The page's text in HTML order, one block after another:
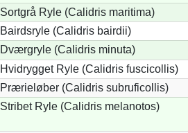
Sortgrå Ryle (Calidris maritima)
Bairdsryle (Calidris bairdii)
Dværgryle (Calidris minuta)
Hvidrygget Ryle (Calidris fuscicollis)
Prærieløber (Calidris subruficollis)
Stribet Ryle (Calidris melanotos)